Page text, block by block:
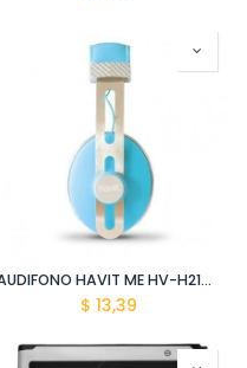
AUDIFONO HAVIT ME HV-H2152D ACERO GALVANIZADO
$ 13,39